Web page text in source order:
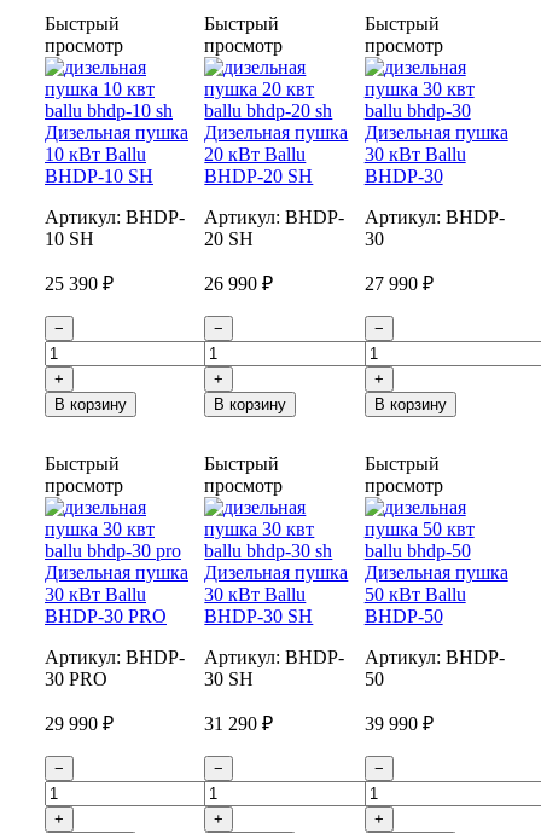
Быстрый
просмотр
Дизельная пушка
10 кВт Ballu
BHDP-10 SH
Артикул: BHDP-
10 SH
25 390 ₽
−
+
В корзину
Быстрый
просмотр
Дизельная пушка
20 кВт Ballu
BHDP-20 SH
Артикул:BHDP-
20 SH
26 990 ₽
−
+
В корзину
Быстрый
просмотр
Дизельная пушка
30 кВт Ballu
BHDP-30
Артикул: BHDP-
30
27 990 ₽
−
+
В корзину
Быстрый
просмотр
Дизельная пушка
30 кВт Ballu
BHDP-30 PRO
Артикул: BHDP-
30 PRO
29 990 ₽
−
+
Быстрый
просмотр
Дизельная пушка
30 кВт Ballu
BHDP-30 SH
Артикул:BHDP-
30 SH
31 290 ₽
−
+
Быстрый
просмотр
Дизельная пушка
50 кВт Ballu
BHDP-50
Артикул: BHDP-
50
39 990 ₽
−
+